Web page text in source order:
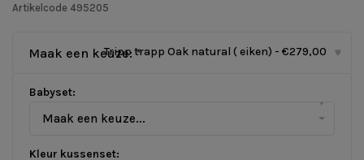
Artikelcode 495205
Maak een keuze:*
Tripp trapp Oak natural ( eiken) - €279,00 ▾
Babyset:
Maak een keuze...
▾
Kleur kussenset: